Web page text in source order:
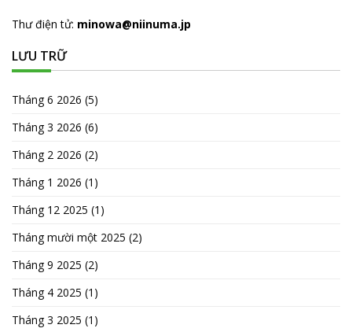
Thư điện tử: minowa@niinuma.jp
LƯU TRỮ
Tháng 6 2026 (5)
Tháng 3 2026 (6)
Tháng 2 2026 (2)
Tháng 1 2026 (1)
Tháng 12 2025 (1)
Tháng mười một 2025 (2)
Tháng 9 2025 (2)
Tháng 4 2025 (1)
Tháng 3 2025 (1)